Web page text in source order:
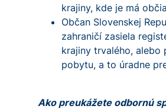
krajiny, kde je má
Občan Slovenskej
zahraničí zasiela
krajiny trvalého, alebo
pobytu, a to úradne
Ako preukážete odbornú